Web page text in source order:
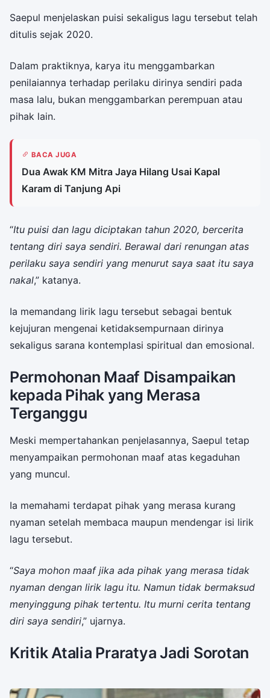
Saepul menjelaskan puisi sekaligus lagu tersebut telah
ditulis sejak 2020.
Dalam praktiknya, karya itu menggambarkan
penilaiannya terhadap perilaku dirinya sendiri pada
masa lalu, bukan menggambarkan perempuan atau
pihak lain.
BACA JUGA
Dua Awak KM Mitra Jaya Hilang Usai Kapal
Karam di Tanjung Api
“Itu puisi dan lagu diciptakan tahun 2020, bercerita
tentang diri saya sendiri. Berawal dari renungan atas
perilaku saya sendiri yang menurut saya saat itu saya
nakal,” katanya.
Ia memandang lirik lagu tersebut sebagai bentuk
kejujuran mengenai ketidaksempurnaan dirinya
sekaligus sarana kontemplasi spiritual dan emosional.
Permohonan Maaf Disampaikan
kepada Pihak yang Merasa
Terganggu
Meski mempertahankan penjelasannya, Saepul tetap
menyampaikan permohonan maaf atas kegaduhan
yang muncul.
Ia memahami terdapat pihak yang merasa kurang
nyaman setelah membaca maupun mendengar isi lirik
lagu tersebut.
“Saya mohon maaf jika ada pihak yang merasa tidak
nyaman dengan lirik lagu itu. Namun tidak bermaksud
menyinggung pihak tertentu. Itu murni cerita tentang
diri saya sendiri,” ujarnya.
Kritik Atalia Praratya Jadi Sorotan